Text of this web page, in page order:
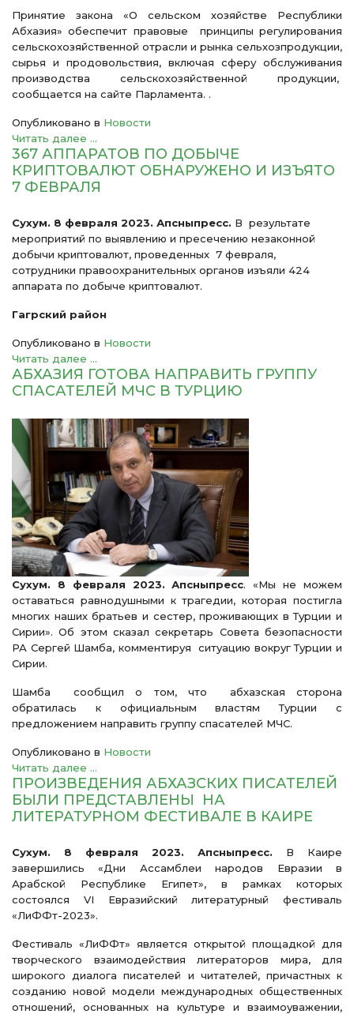
Принятие закона «О сельском хозяйстве Республики
Абхазия» обеспечит правовые принципы регулирования
сельскохозяйственной отрасли и рынка сельхозпродукции,
сырья и продовольствия, включая сферу обслуживания
производства сельскохозяйственной продукции,
сообщается на сайте Парламента. .
Опубликовано в Новости
Читать далее ...
367 АППАРАТОВ ПО ДОБЫЧЕ
КРИПТОВАЛЮТ ОБНАРУЖЕНО И ИЗЪЯТО
7 ФЕВРАЛЯ
Сухум. 8 февраля 2023. Апсныпресс. В результате
мероприятий по выявлению и пресечению незаконной
добычи криптовалют, проведенных 7 февраля,
сотрудники правоохранительных органов изъяли 424
аппарата по добыче криптовалют.
Гагрский район
Опубликовано в Новости
Читать далее ...
АБХАЗИЯ ГОТОВА НАПРАВИТЬ ГРУППУ
СПАСАТЕЛЕЙ МЧС В ТУРЦИЮ
Сухум. 8 февраля 2023. Апсныпресс. «Мы не можем
оставаться равнодушными к трагедии, которая постигла
многих наших братьев и сестер, проживающих в Турции и
Сирии». Об этом сказал секретарь Совета безопасности
РА Сергей Шамба, комментируя ситуацию вокруг Турции и
Сирии.
Шамба сообщил о том, что абхазская сторона
обратилась к официальным властям Турции с
предложением направить группу спасателей МЧС.
Опубликовано в Новости
Читать далее ...
ПРОИЗВЕДЕНИЯ АБХАЗСКИХ ПИСАТЕЛЕЙ
БЫЛИ ПРЕДСТАВЛЕНЫ НА
ЛИТЕРАТУРНОМ ФЕСТИВАЛЕ В КАИРЕ
Сухум. 8 февраля 2023. Апсныпресс. В Каире
завершились «Дни Ассамблеи народов Евразии в
Арабской Республике Египет», в рамках которых
состоялся VI Евразийский литературный фестиваль
«ЛиФФт-2023».
Фестиваль «ЛиФФт» является открытой площадкой для
творческого взаимодействия литераторов мира, для
широкого диалога писателей и читателей, причастных к
созданию новой модели международных общественных
отношений, основанных на культуре и взаимоуважении,